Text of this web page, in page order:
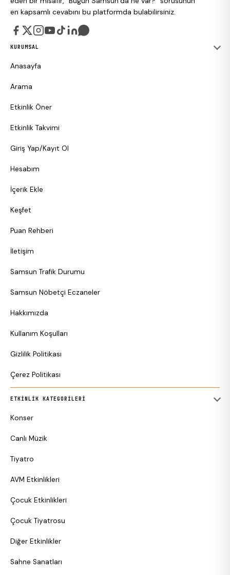
en kapsamlı cevabını bu platformda bulabilirsiniz.
KURUMSAL
Anasayfa
Arama
Etkinlik Öner
Etkinlik Takvimi
Giriş Yap/Kayıt Ol
Hesabım
İçerik Ekle
Keşfet
Puan Rehberi
İletişim
Samsun Trafik Durumu
Samsun Nöbetçi Eczaneler
Hakkımızda
Kullanım Koşulları
Gizlilik Politikası
Çerez Politikası
ETKINLIK KATEGORILERI
Konser
Canlı Müzik
Tiyatro
AVM Etkinlikleri
Çocuk Etkinlikleri
Çocuk Tiyatrosu
Diğer Etkinlikler
Sahne Sanatları